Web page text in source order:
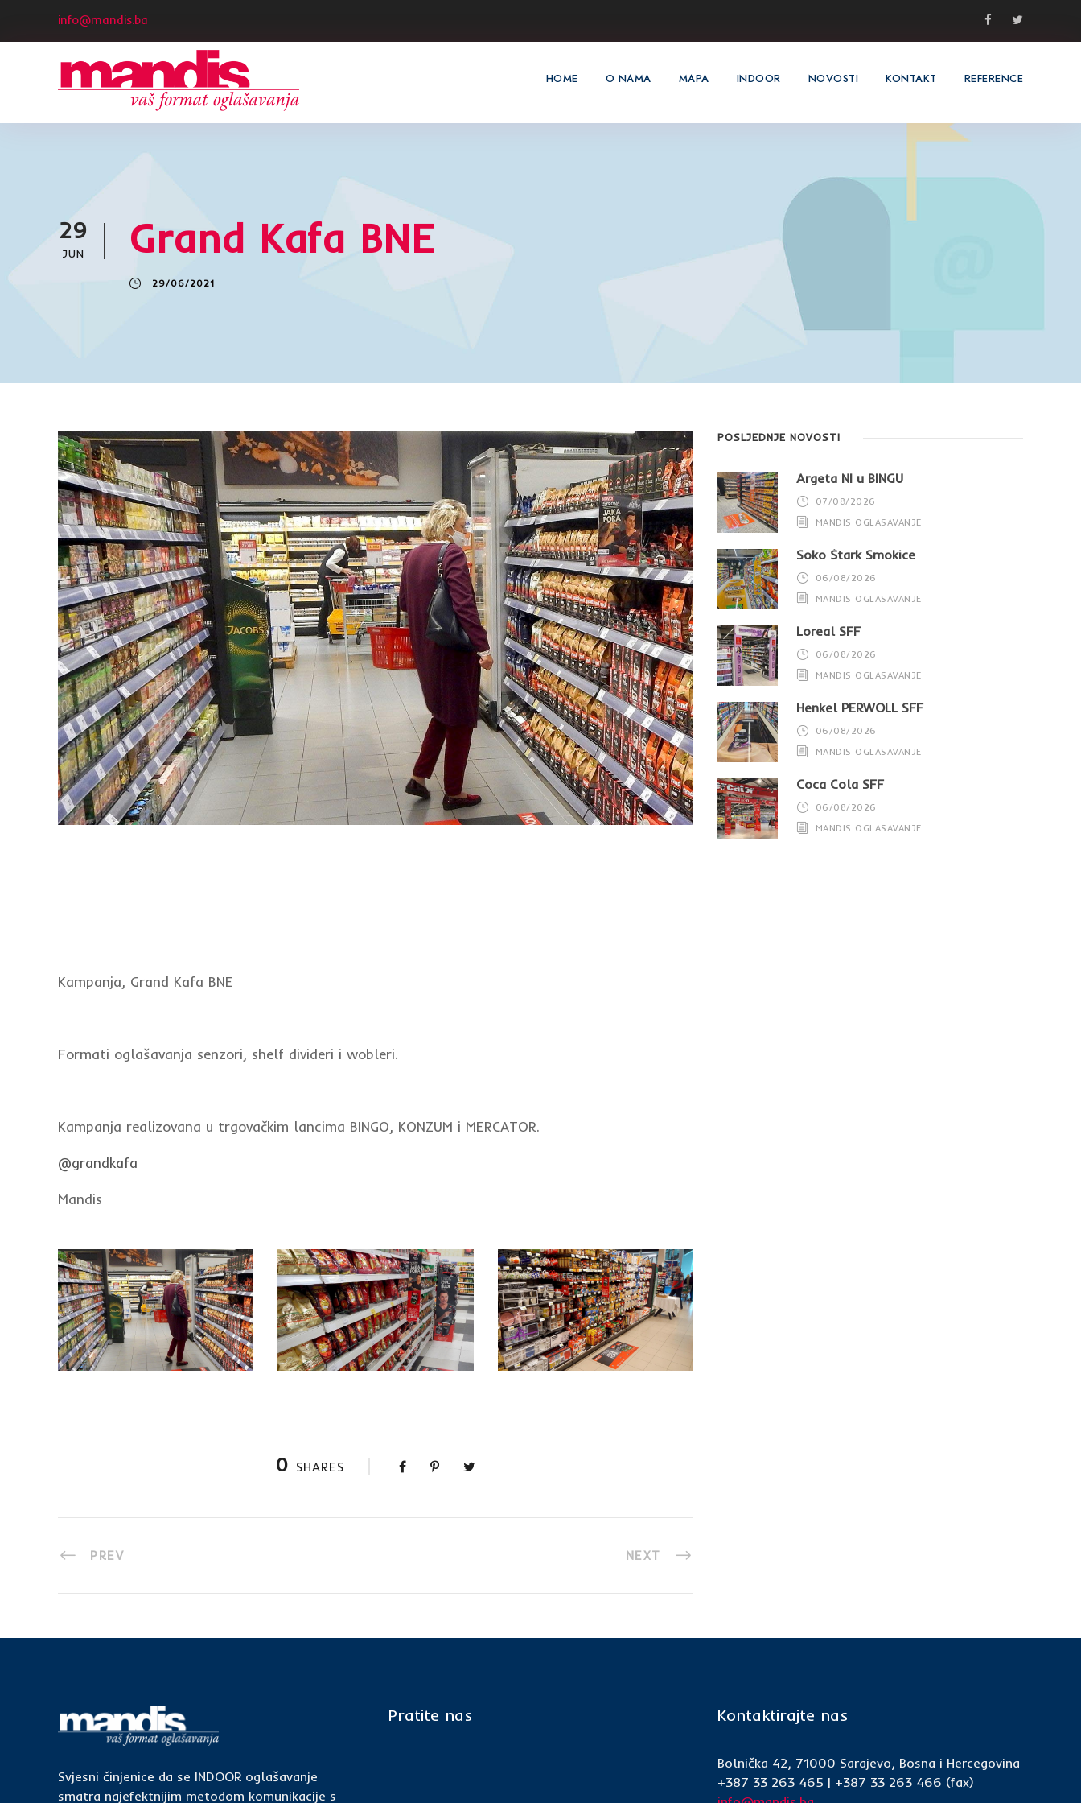
info@mandis.ba
HOME O NAMA MAPA INDOOR NOVOSTI KONTAKT REFERENCE
29
JUN Grand Kafa BNE
29/06/2021
Kampanja, Grand Kafa BNE
Formati oglašavanja senzori, shelf divideri i wobleri.
Kampanja realizovana u trgovačkim lancima BINGO, KONZUM i MERCATOR.
@grandkafa
Mandis
0 SHARES
PREV NEXT
POSLJEDNJE NOVOSTI
Argeta NI u BINGU
07/08/2026
MANDIS OGLASAVANJE
Soko Štark Smokice
06/08/2026
MANDIS OGLASAVANJE
Loreal SFF
06/08/2026
MANDIS OGLASAVANJE
Henkel PERWOLL SFF
06/08/2026
MANDIS OGLASAVANJE
Coca Cola SFF
06/08/2026
MANDIS OGLASAVANJE
Svjesni činjenice da se INDOOR oglašavanje
smatra najefektnijim metodom komunikacije s
Pratite nas Kontaktirajte nas
Bolnička 42, 71000 Sarajevo, Bosna i Hercegovina
+387 33 263 465 | +387 33 263 466 (fax)